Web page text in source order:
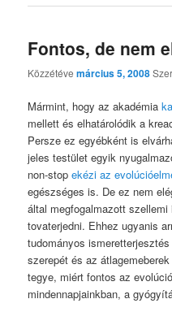
Fontos, de nem
Közzétévemárcius 5, 2008
Mármint, hogy az akadémia
mellett és elhatárolódik a
Persze ez egyébként is
jeles testület egyik
non-stopekézi az
egészséges is. De ez nem
által megfogalmazott
tovaterjedni. Ehhez ugyanis
tudományos
szerepét és az
tegye, miért fontos az
mindennapjainkban, a